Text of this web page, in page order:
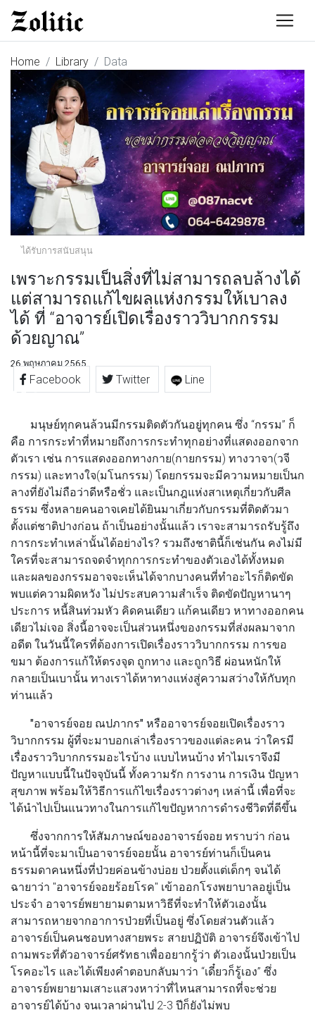
Home Library Data
ได้รับการสนับสนุน
เพราะกรรมเป็นสิ่งที่ไม่สามารถลบล้างได้
แต่สามารถแก้ไขผลแห่งกรรมให้เบาลง
ได้ ที่ “อาจารย์เปิดเรื่องราววิบากกรรม
ด้วยญาณ”
26 พฤษภาคม 2565
Facebook Twitter Line
มนุษย์ทุกคนล้วนมีกรรมติดตัวกันอยู่ทุกคน ซึ่ง “กรรม” ก็
คือ การกระทำที่หมายถึงการกระทำทุกอย่างที่แสดงออกจาก
ตัวเรา เช่น การแสดงออกทางกาย(กายกรรม) ทางวาจา(วจี
กรรม) และทางใจ(มโนกรรม) โดยกรรมจะมีความหมายเป็นก
ลางที่ยังไม่ถือว่าดีหรือชั่ว และเป็นกฎแห่งสาเหตุเกี่ยวกับศีล
ธรรม ซึ่งหลายคนอาจเคยได้ยินมาเกี่ยวกับกรรมที่ติดตัวมา
ตั้งแต่ชาติปางก่อน ถ้าเป็นอย่างนั้นแล้ว เราจะสามารถรับรู้ถึง
การกระทำเหล่านั้นได้อย่างไร? รวมถึงชาตินี้ก็เช่นกัน คงไม่มี
ใครที่จะสามารถจดจำทุกการกระทำของตัวเองได้ทั้งหมด
และผลของกรรมอาจจะเห็นได้จากบางคนที่ทำอะไรก็ติดขัด
พบแต่ความผิดหวัง ไม่ประสบความสำเร็จ ติดขัดปัญหานาๆ
ประการ หนี้สินท่วมหัว คิดคนเดียว แก้คนเดียว หาทางออกคน
เดียวไม่เจอ สิ่งนี้อาจจะเป็นส่วนหนึ่งของกรรมที่ส่งผลมาจาก
อดีต ในวันนี้ใครที่ต้องการเปิดเรื่องราววิบากกรรม การขอ
ขมา ต้องการแก้ให้ตรงจุด ถูกทาง และถูกวิธี ผ่อนหนักให้
กลายเป็นเบานั้น ทางเราได้หาทางแห่งสู่ความสว่างให้กับทุก
ท่านแล้ว
"อาจารย์จอย ณปภากร" หรืออาจารย์จอยเปิดเรื่องราว
วิบากกรรม ผู้ที่จะมาบอกเล่าเรื่องราวของแต่ละคน ว่าใครมี
เรื่องราววิบากกรรมอะไรบ้าง แบบไหนบ้าง ทำไมเราจึงมี
ปัญหาแบบนี้ในปัจจุบันนี้ ทั้งความรัก การงาน การเงิน ปัญหา
สุขภาพ พร้อมให้วิธีการแก้ไขเรื่องราวต่างๆ เหล่านี้ เพื่อที่จะ
ได้นำไปเป็นแนวทางในการแก้ไขปัญหาการดำรงชีวิตที่ดีขึ้น
ซึ่งจากการให้สัมภาษณ์ของอาจารย์จอย ทราบว่า ก่อน
หน้านี้ที่จะมาเป็นอาจารย์จอยนั้น อาจารย์ท่านก็เป็นคน
ธรรมดาคนหนึ่งที่ป่วยค่อนข้างบ่อย ป่วยตั้งแต่เด็กๆ จนได้
ฉายาว่า "อาจารย์จอยร้อยโรค" เข้าออกโรงพยาบาลอยู่เป็น
ประจำ อาจารย์พยายามตามหาวิธีที่จะทำให้ตัวเองนั้น
สามารถหายจากอาการป่วยที่เป็นอยู่ ซึ่งโดยส่วนตัวแล้ว
อาจารย์เป็นคนชอบทางสายพระ สายปฏิบัติ อาจารย์จึงเข้าไป
ถามพระที่ตัวอาจารย์ศรัทธาเพื่ออยากรู้ว่า ตัวเองนั้นป่วยเป็น
โรคอะไร และได้เพียงคำตอบกลับมาว่า “เดี๋ยวก็รู้เอง” ซึ่ง
อาจารย์พยายามเสาะแสวงหาว่าที่ไหนสามารถที่จะช่วย
อาจารย์ได้บ้าง จนเวลาผ่านไป 2-3 ปีก็ยังไม่พบ